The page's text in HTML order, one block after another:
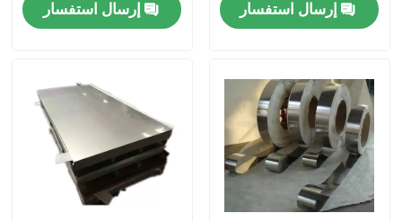
معلومات عنا
جولة في المعمل
مراقبة الجودة
إرسال استفسار إرسال استفسار